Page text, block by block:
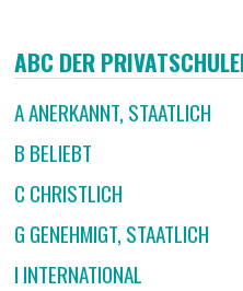
ABC DER
A ANERKANNT, STAATLICH
B BELIEBT
C CHRISTLICH
G GENEHMIGT, STAATLICH
I INTERNATIONAL